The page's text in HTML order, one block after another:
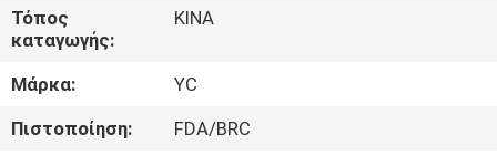
ΓΎΡΟΣ
ΕΡΓΟΣΤΑΣΊΩΝ
Τόπος
καταγωγής:
ΚΙΝΑ
Μάρκα:
YC
Πιστοποίηση:
FDA/BRC